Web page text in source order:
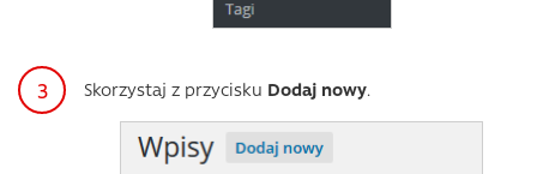
Skorzystaj z przycisku Dodaj nowy.